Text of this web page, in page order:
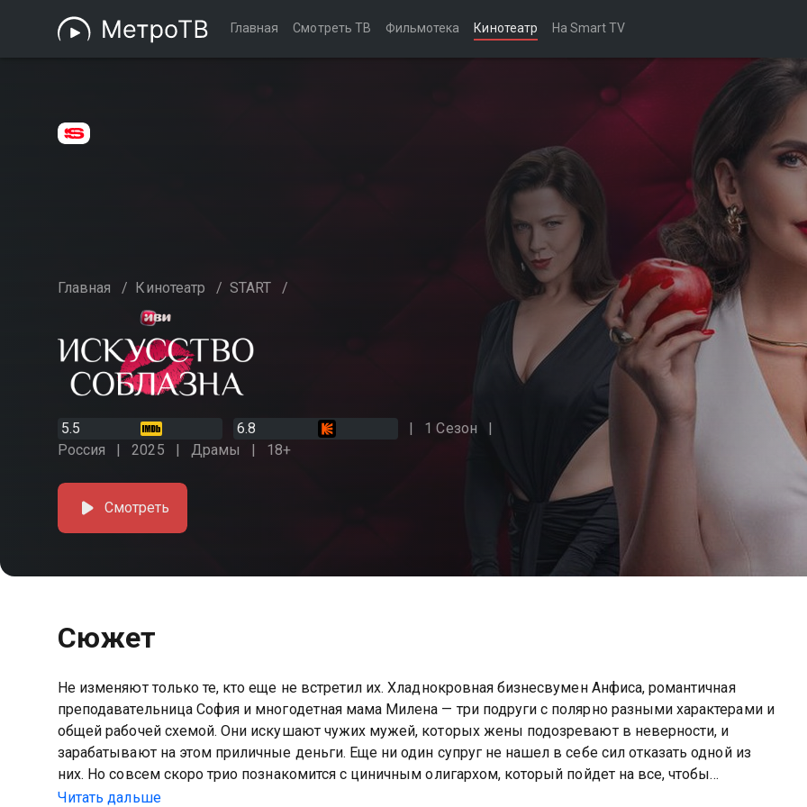
Главная Смотреть ТВ Фильмотека Кинотеатр На Smart TV
Главная / Кинотеатр / START /
5.5 6.8
1 Сезон
Россия
2025 Драмы 18+
Смотреть
Сюжет
Не изменяют только те, кто еще не встретил их. Хладнокровная бизнесвумен Анфиса, романтичная
преподавательница София и многодетная мама Милена — три подруги с полярно разными характерами и
общей рабочей схемой. Они искушают чужих мужей, которых жены подозревают в неверности, и
зарабатывают на этом приличные деньги. Еще ни один супруг не нашел в себе сил отказать одной из
них. Но совсем скоро трио познакомится с циничным олигархом, который пойдет на все, чтобы
отомстить искусительницам за собственную ошибку.
Читать дальше